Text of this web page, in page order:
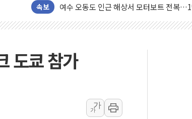
속보
추미애, '위안부' 피해자 기림의 날 참석..."
인천 선재도 갯벌서 해루질 중 실종 60대
'화합' 꺼낸 김민석에 '뻔뻔' 받아친 정청래
李대통령, ISA 개편 재검토 지시…與 "적극
연일 폭염에 온열질환 사망 23명…정부, 비
中 전방위 아파트 부양, 수도 베이징도 부동
도쿄 참가
가
가